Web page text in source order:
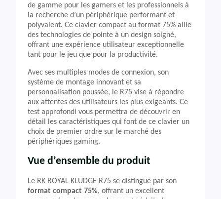
de gamme pour les gamers et les professionnels à
la recherche d’un périphérique performant et
polyvalent. Ce clavier compact au format 75% allie
des technologies de pointe à un design soigné,
offrant une expérience utilisateur exceptionnelle
tant pour le jeu que pour la productivité.
Avec ses multiples modes de connexion, son
système de montage innovant et sa
personnalisation poussée, le R75 vise à répondre
aux attentes des utilisateurs les plus exigeants. Ce
test approfondi vous permettra de découvrir en
détail les caractéristiques qui font de ce clavier un
choix de premier ordre sur le marché des
périphériques gaming.
Vue d’ensemble du produit
Le RK ROYAL KLUDGE R75 se distingue par son
format compact 75%, offrant un excellent